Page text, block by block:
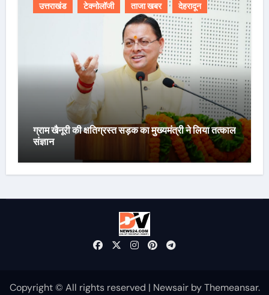
उत्तराखंड टेक्नोलॉजी ताजा खबर देहरादून
ग्राम खैनूरी की क्षतिग्रस्त सड़क का मुख्यमंत्री ने लिया तत्काल
संज्ञान
Copyright © All rights reserved | NewsairbyThemeansar.